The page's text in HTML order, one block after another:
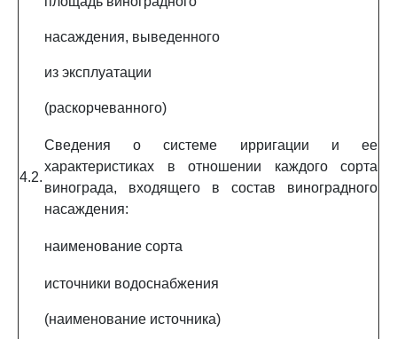
насаждения, выведенного
из эксплуатации
(раскорчеванного)
4.2.
Сведения о системе ирригации и ее
характеристиках в отношении каждого сорта
винограда, входящего в состав виноградного
насаждения:
наименование сорта
источники водоснабжения
(наименование источника)